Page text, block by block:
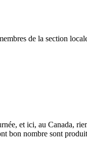
de la section
et ici, au Canada,
bon nombre sont